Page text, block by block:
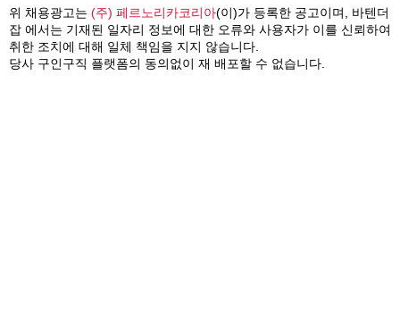
위 채용광고는 (주) 페르노리카코리아(이)가 등록한 공고이며, 바텐더
잡 에서는 기재된 일자리 정보에 대한 오류와 사용자가 이를 신뢰하여
취한 조치에 대해 일체 책임을 지지 않습니다.
당사 구인구직 플랫폼의 동의없이 재 배포할 수 없습니다.